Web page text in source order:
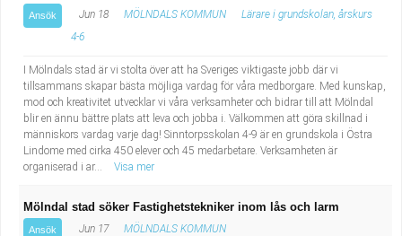
Ansök Jun 18 MÖLNDALS KOMMUN
Lärare i grundskolan, årskurs
4-6
I Mölndals stad är vi stolta över att ha Sveriges viktigaste jobb där vi
tillsammans skapar bästa möjliga vardag för våra medborgare. Med kunskap,
mod och kreativitet utvecklar vi våra verksamheter och bidrar till att Mölndal
blir en ännu bättre plats att leva och jobba i. Välkommen att göra skillnad i
människors vardag varje dag! Sinntorpsskolan 4-9 är en grundskola i Östra
Lindome med cirka 450 elever och 45 medarbetare. Verksamheten är
organiserad i ar...
Visa mer
Mölndal stad söker Fastighetstekniker inom lås och larm
Ansök Jun 17
MÖLNDALS KOMMUN